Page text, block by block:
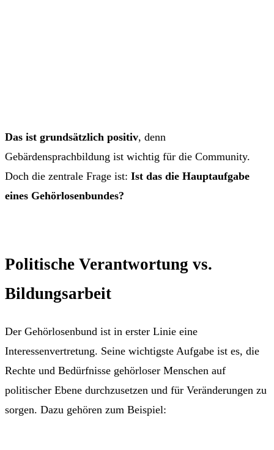
Das ist grundsätzlich positiv, denn
Gebärdensprachbildung ist wichtig für die Community.
Doch die zentrale Frage ist: Ist das die Hauptaufgabe
eines Gehörlosenbundes?
Politische Verantwortung vs.
Bildungsarbeit
Der Gehörlosenbund ist in erster Linie eine
Interessenvertretung. Seine wichtigste Aufgabe ist es, die
Rechte und Bedürfnisse gehörloser Menschen auf
politischer Ebene durchzusetzen und für Veränderungen zu
sorgen. Dazu gehören zum Beispiel: